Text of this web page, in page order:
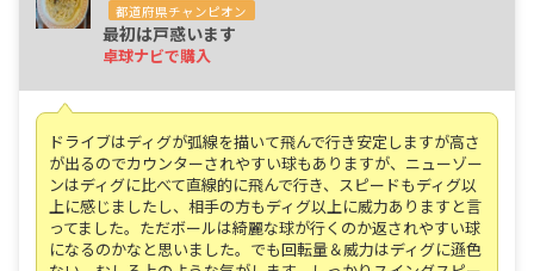
都道府県チャンピオン
最初は戸惑います
卓球ナビで購入
ドライブはディグが弧線を描いて飛んで行き安定しますが高さ
が出るのでカウンターされやすい球もありますが、ニューゾー
ンはディグに比べて直線的に飛んで行き、スピードもディグ以
上に感じましたし、相手の方もディグ以上に威力ありますと言
ってました。ただボールは綺麗な球が行くのか返されやすい球
になるのかなと思いました。でも回転量＆威力はディグに遜色